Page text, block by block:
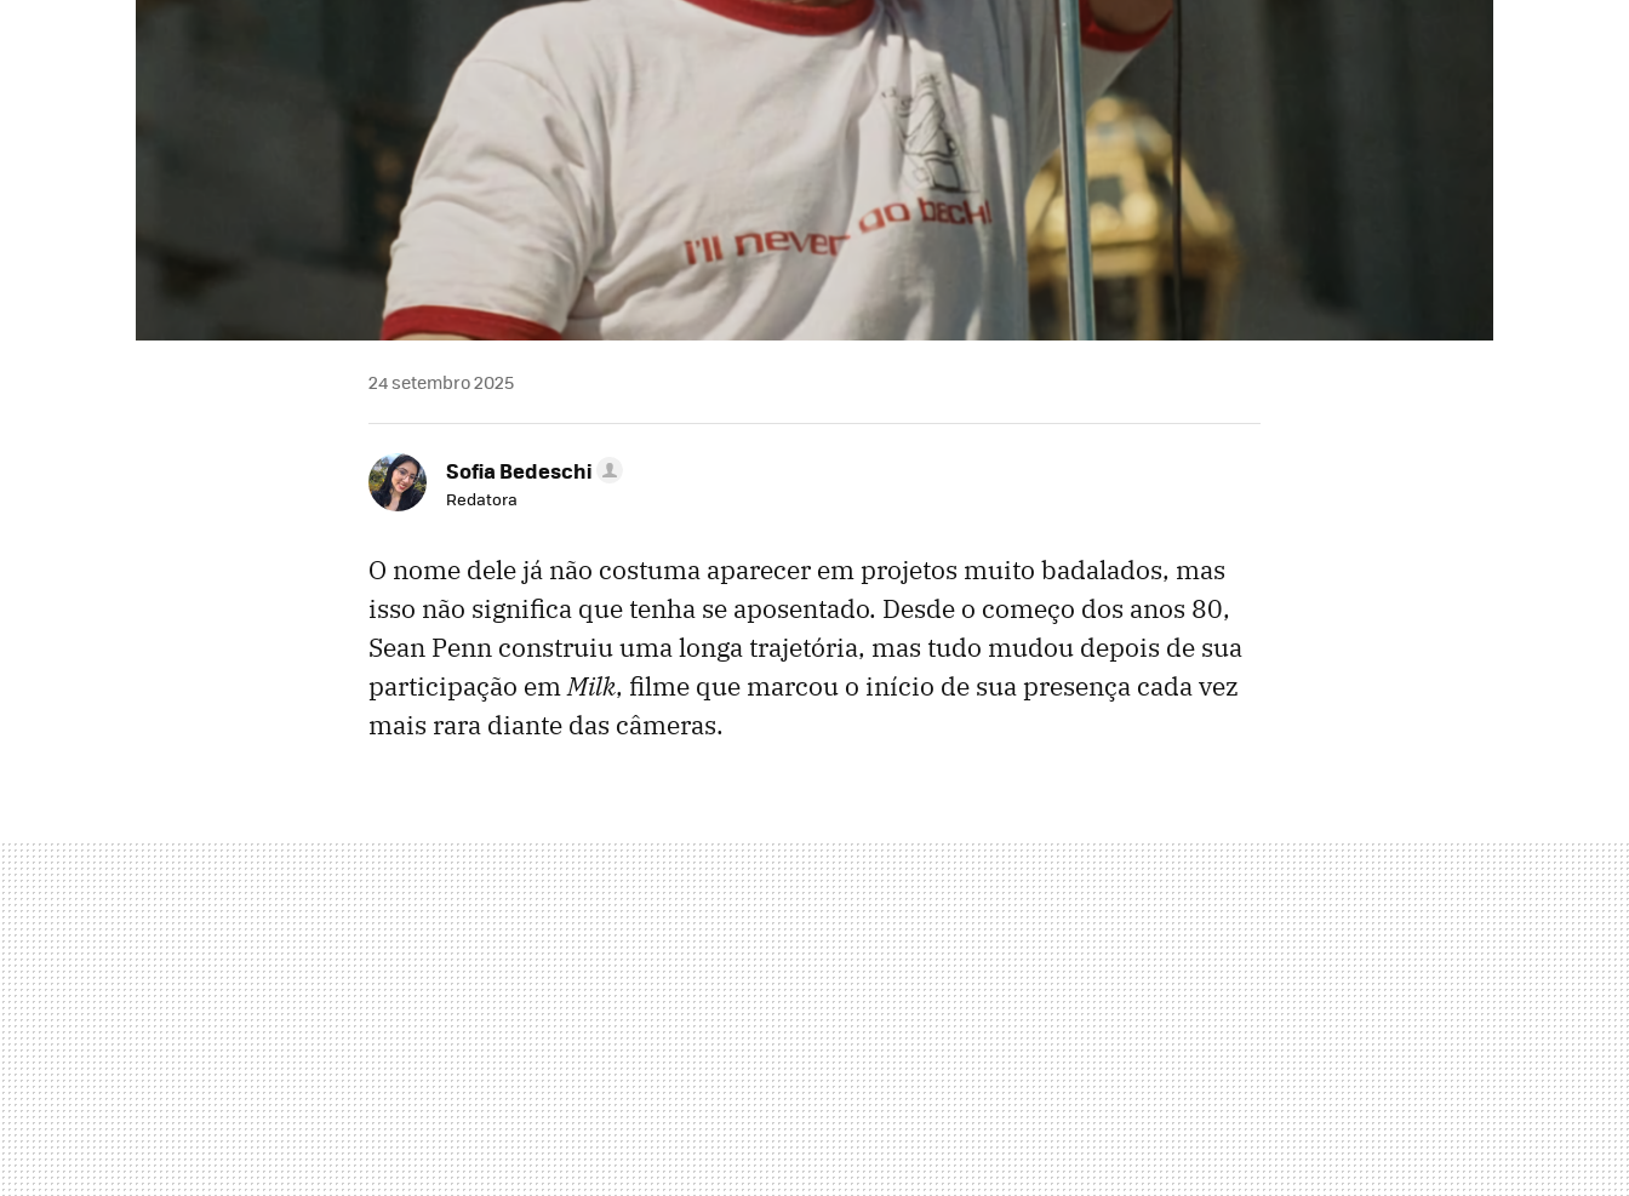
24 setembro 2025
Sofia Bedeschi
Redatora
O nome dele já não costuma aparecer em projetos muito badalados, mas
isso não significa que tenha se aposentado. Desde o começo dos anos 80,
Sean Penn construiu uma longa trajetória, mas tudo mudou depois de sua
participação emMilk, filme que marcou o início de sua presença cada vez
mais rara diante das câmeras.